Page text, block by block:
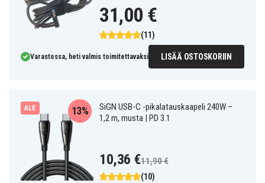
(11)
31,00 €
Varastossa, heti valmis toimitettavaksi LISÄÄ OSTOSKORIIN
ALE
SiGN USB-C -pikalatauskaapeli 240W –
1,2 m, musta | PD 3.1
(10)
13%
10,36 €11,90 €